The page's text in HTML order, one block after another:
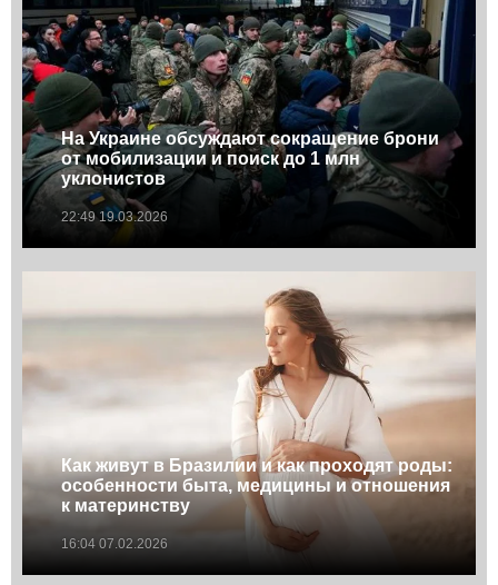
На Украине обсуждают сокращение брони
от мобилизации и поиск до 1 млн
уклонистов
22:49 19.03.2026
Как живут в Бразилии и как проходят роды:
особенности быта, медицины и отношения
к материнству
16:04 07.02.2026